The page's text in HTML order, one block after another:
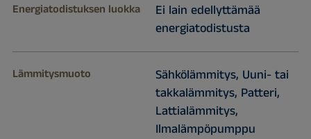
Energiatodistuksen luokka
Ei lain edellyttämää
energiatodistusta
Lämmitysmuoto
Sähkölämmitys, Uuni- tai
takkalämmitys, Patteri,
Lattialämmitys,
Ilmalämpöpumppu